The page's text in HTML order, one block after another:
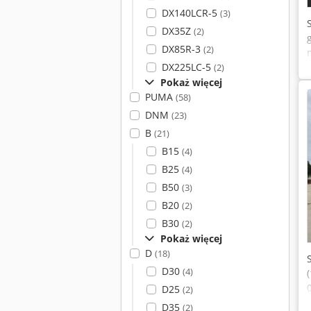
DX140LCR-5 (3)
DX35Z (2)
DX85R-3 (2)
DX225LC-5 (2)
Pokaż więcej
PUMA (58)
DNM (23)
B (21)
B15 (4)
B25 (4)
B50 (3)
B20 (2)
B30 (2)
Pokaż więcej
D (18)
D30 (4)
D25 (2)
D35 (2)